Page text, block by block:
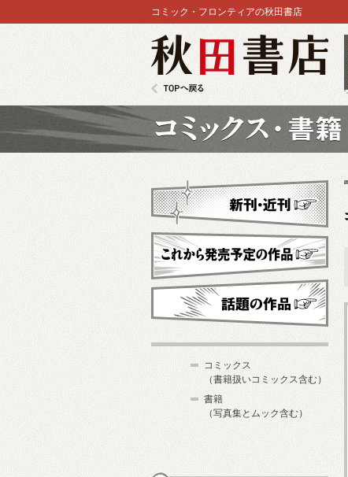
コミック・フロンティアの秋田書店
新刊・近刊
これから発売予定
コミックス
（書籍扱いコミックス含む）
書籍
（写真集とムック含む）